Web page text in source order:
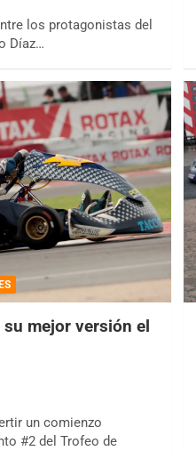
los protagonistas del
Díaz…
su mejor versión el
un comienzo
#2 del Trofeo de